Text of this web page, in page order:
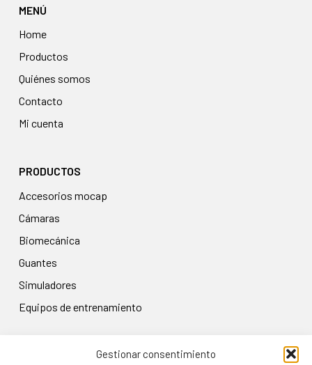
Gestionar consentimiento
MENÚ
Home
Productos
Quiénes somos
Contacto
Mi cuenta
PRODUCTOS
accesorios mocap
cámaras
biomecánica
guantes
simuladores
equipos de entrenamiento